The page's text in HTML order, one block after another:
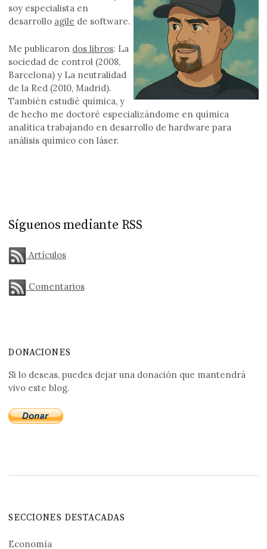
soy especialista en
desarrollo agile de software.
Me publicaron dos libros: La
sociedad de control (2008,
Barcelona) y La neutralidad
de la Red (2010, Madrid).
También estudié química, y
de hecho me doctoré especializándome en química
analítica trabajando en desarrollo de hardware para
análisis químico con láser.
Síguenos mediante RSS
Artículos
Comentarios
DONACIONES
Si lo deseas, puedes dejar una donación que mantendrá
vivo este blog.
SECCIONES DESTACADAS
Economía